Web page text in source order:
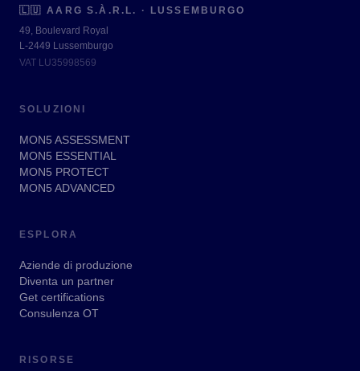
🇱🇺
AARG S.À.R.L. · LUSSEMBURGO
49, Boulevard Royal
L-2449 Lussemburgo
VAT LU35998569
SOLUZIONI
MON5 ASSESSMENT
MON5 ESSENTIAL
MON5 PROTECT
MON5 ADVANCED
ESPLORA
Aziende di produzione
Diventa un partner
Get certifications
Consulenza OT
RISORSE